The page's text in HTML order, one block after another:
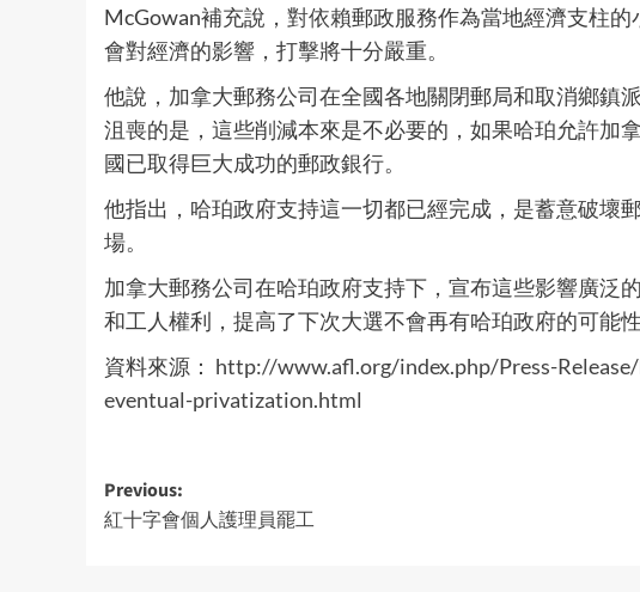
McGowan補充說，對依賴郵政服務作為當地經濟支柱
會對經濟的影響，打擊將十分嚴重。
他說，加拿大郵務公司在全國各地關閉郵局和取消鄉鎮
沮喪的是，這些削減本來是不必要的，如果哈珀允許加
國已取得巨大成功的郵政銀行。
他指出，哈珀政府支持這一切都已經完成，是蓄意破壞
場。
加拿大郵務公司在哈珀政府支持下，宣布這些影響廣泛
和工人權利，提高了下次大選不會再有哈珀政府的可能性
資料來源： http://www.afl.org/index.php/Press-
eventual-privatization.html
Post
navigation
Previous:
紅十字會個人護理員罷工